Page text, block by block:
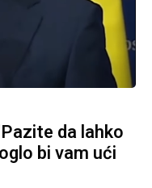
da lahko
bi vam ući